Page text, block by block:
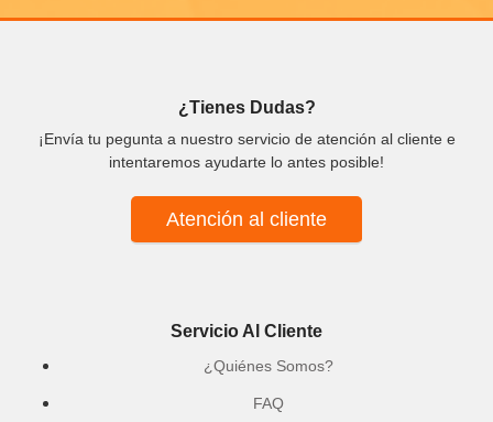
¿Tienes Dudas?
¡Envía tu pegunta a nuestro servicio de atención al cliente e
intentaremos ayudarte lo antes posible!
Atención al cliente
Servicio Al Cliente
¿Quiénes Somos?
FAQ